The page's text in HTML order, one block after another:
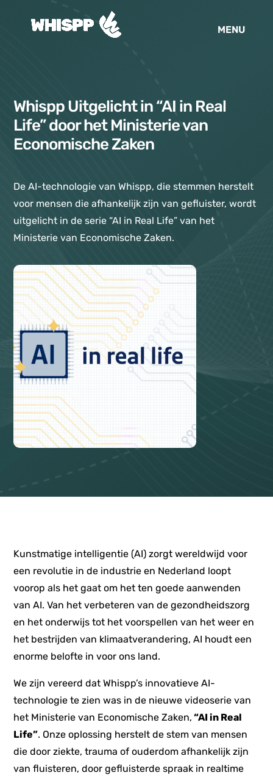
Whispp Uitgelicht in “AI in Real
Life” door het Ministerie van
Economische Zaken
De AI-technologie van Whispp, die stemmen herstelt
voor mensen die afhankelijk zijn van gefluister, wordt
uitgelicht in de serie “AI in Real Life” van het
Ministerie van Economische Zaken.
Kunstmatige intelligentie (AI) zorgt wereldwijd voor
een revolutie in de industrie en Nederland loopt
voorop als het gaat om het ten goede aanwenden
van AI. Van het verbeteren van de gezondheidszorg
en het onderwijs tot het voorspellen van het weer en
het bestrijden van klimaatverandering, AI houdt een
enorme belofte in voor ons land.
We zijn vereerd dat Whispp’s innovatieve AI-
technologie te zien was in de nieuwe videoserie van
het Ministerie van Economische Zaken, “AI in Real
Life”. Onze oplossing herstelt de stem van mensen
die door ziekte, trauma of ouderdom afhankelijk zijn
van fluisteren, door gefluisterde spraak in realtime